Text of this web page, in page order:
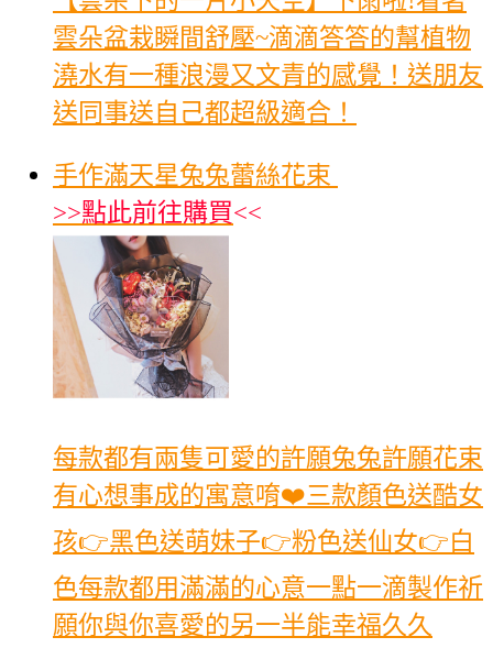
雲朵盆栽瞬間舒壓~滴滴答答的幫植物
澆水有一種浪漫又文青的感覺！送朋友
送同事送自己都超級適合！
手作滿天星兔兔蕾絲花束
>>點此前往購買<<
每款都有兩隻可愛的許願兔兔許願花束
有心想事成的寓意唷❤️三款顏色送酷女
孩👉黑色送萌妹子👉粉色送仙女👉白
色每款都用滿滿的心意一點一滴製作祈
願你與你喜愛的另一半能幸福久久